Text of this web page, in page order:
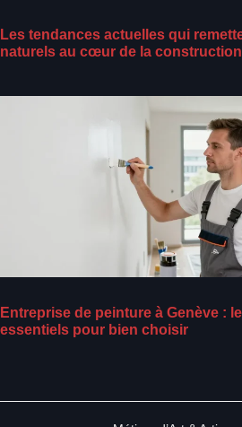
Les tendances actuelles qui
naturels au cœur de la construction
Entreprise de peinture à Genève :
essentiels pour bien choisir